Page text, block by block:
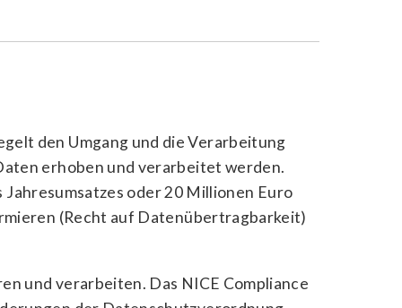
den Umgang und die Verarbeitung
erhoben und verarbeitet werden.
oder 20 Millionen Euro
(Recht auf Datenübertragbarkeit)
und verarbeiten. Das NICE Compliance